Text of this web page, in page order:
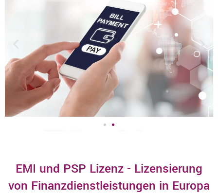
Profitieren Sie von unserer Rechts-, Compliance-
und Finanzberatung, die Ihnen den besten Start
EMI und PSP Lizenz - Lizensierung
von Finanzdienstleistungen in Europa